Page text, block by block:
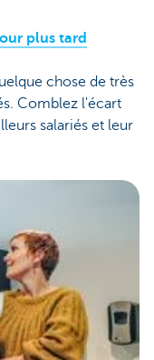
plus tard
chose de très
Comblez l'écart
salariés et leur